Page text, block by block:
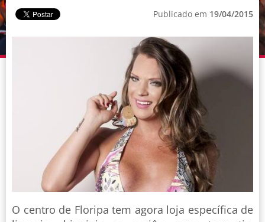
Publicado em 19/04/2015
O centro de Floripa tem agora loja específica de